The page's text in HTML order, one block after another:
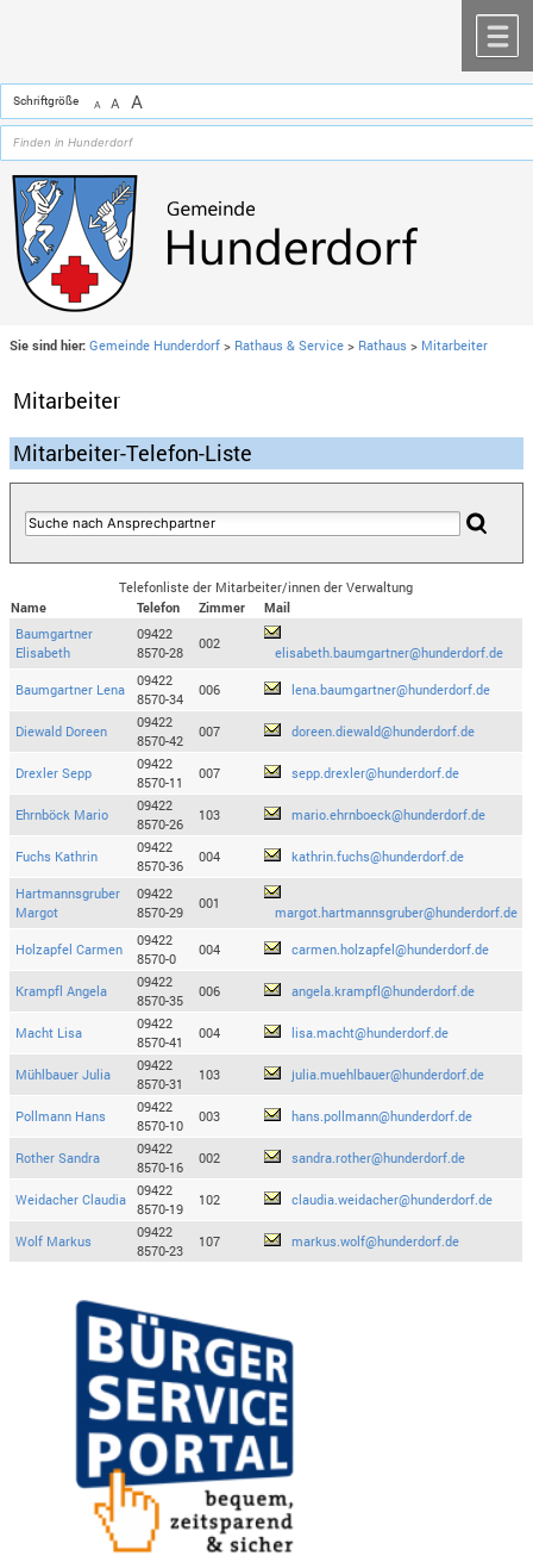
Schriftgröße A A A
Sie sind hier: Gemeinde Hunderdorf > Rathaus & Service > Rathaus > Mitarbeiter
Mitarbeiter
Mitarbeiter-Telefon-Liste
Telefonliste der Mitarbeiter/innen der Verwaltung
Name
Telefon Zimmer
Mail
Baumgartner
Elisabeth
09422
8570-28
002
elisabeth.baumgartner@hunderdorf.de
Baumgartner Lena
09422
8570-34
006 lena.baumgartner@hunderdorf.de
Diewald Doreen
09422
8570-42
007 doreen.diewald@hunderdorf.de
Drexler Sepp
09422
8570-11
007 sepp.drexler@hunderdorf.de
Ehrnböck Mario
09422
8570-26
103 mario.ehrnboeck@hunderdorf.de
Fuchs Kathrin
09422
8570-36
004 kathrin.fuchs@hunderdorf.de
Hartmannsgruber
Margot
09422
8570-29
001
margot.hartmannsgruber@hunderdorf.de
Holzapfel Carmen
09422
8570-0
004 carmen.holzapfel@hunderdorf.de
Krampfl Angela
09422
8570-35
006 angela.krampfl@hunderdorf.de
Macht Lisa
09422
8570-41
004 lisa.macht@hunderdorf.de
Mühlbauer Julia
09422
8570-31
103 julia.muehlbauer@hunderdorf.de
Pollmann Hans
09422
8570-10
003 hans.pollmann@hunderdorf.de
Rother Sandra
09422
8570-16
002 sandra.rother@hunderdorf.de
Weidacher Claudia
09422
8570-19
102 claudia.weidacher@hunderdorf.de
Wolf Markus
09422
8570-23
107 markus.wolf@hunderdorf.de